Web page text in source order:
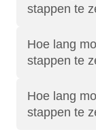
stappen te
Hoe lang
stappen te
Hoe lang
stappen te